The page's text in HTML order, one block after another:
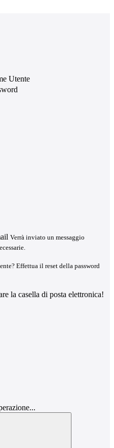
Utente
Verrà inviato un messaggio
Effettua il reset della password
la casella di posta elettronica!